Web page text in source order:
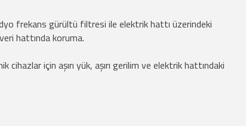
frekans gürültü filtresi ile elektrik hattı üzerindeki
hattında koruma.
için aşırı yük, aşırı gerilim ve elektrik hattındaki